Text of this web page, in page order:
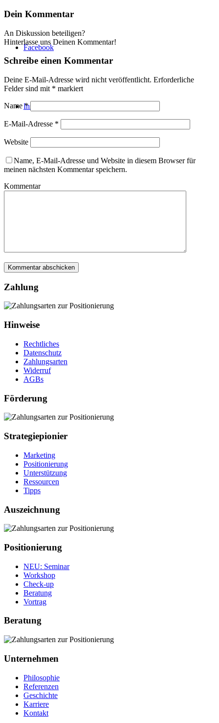
Facebook
Instagram
Dein Kommentar
An Diskussion beteiligen?
Hinterlasse uns Deinen Kommentar!
Schreibe einen Kommentar
Deine E-Mail-Adresse wird nicht veröffentlicht. Erforderliche
Felder sind mit * markiert
Name*
E-Mail-Adresse *
Website
Name, E-Mail-Adresse und Website in diesem Browser für
meinen nächsten Kommentar speichern.
Kommentar
Zahlung
Hinweise
Rechtliches
Datenschutz
Zahlungsarten
Widerruf
AGBs
Förderung
Strategiepionier
Marketing
Positionierung
Unterstützung
Ressourcen
Tipps
Auszeichnung
Positionierung
NEU: Seminar
Workshop
Check‐up
Beratung
Vortrag
Beratung
Unternehmen
Philosophie
Referenzen
Geschichte
Karriere
Kontakt